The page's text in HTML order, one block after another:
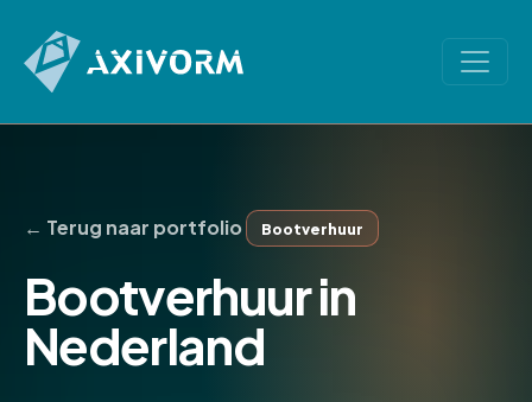
← Terug naar portfolio Bootverhuur
Bootverhuur in
Nederland